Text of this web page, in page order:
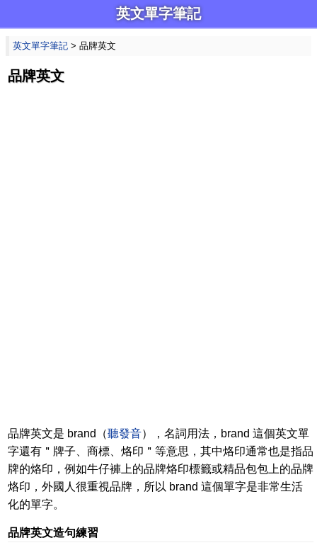
英文單字筆記
英文單字筆記 > 品牌英文
品牌英文
品牌英文是 brand（聽發音），名詞用法，brand 這個英文單
字還有＂牌子、商標、烙印＂等意思，其中烙印通常也是指品
牌的烙印，例如牛仔褲上的品牌烙印標籤或精品包包上的品牌
烙印，外國人很重視品牌，所以 brand 這個單字是非常生活
化的單字。
品牌英文造句練習